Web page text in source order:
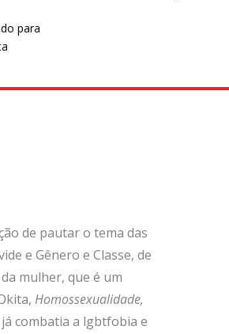
para
de pautar o tema das
e Gênero e Classe, de
mulher, que é um
Homossexualidade,
combatia a lgbtfobia e